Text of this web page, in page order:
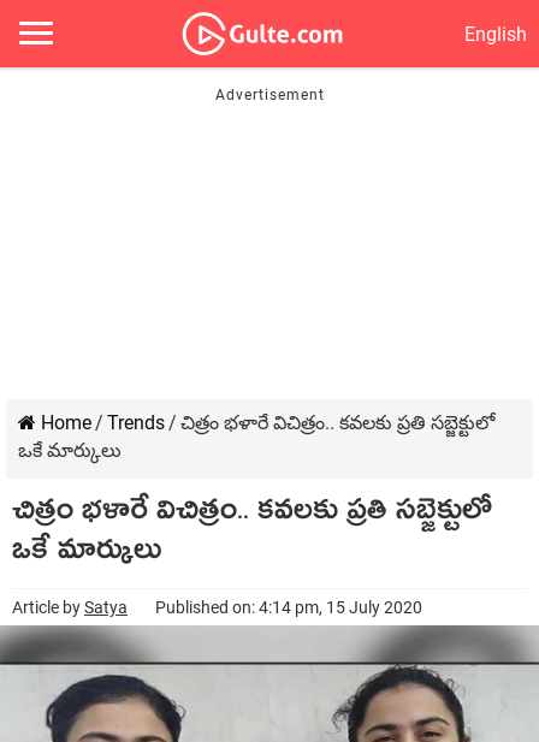
English
Home/ Trends/ చిత్రం భళారే విచిత్రం.. కవలకు ప్రతి సబ్జెక్టులో
ఒకే మార్కులు
చిత్రం భళారే విచిత్రం.. కవలకు ప్రతి సబ్జెక్టులో
ఒకే మార్కులు
Article bySatya Published on: 4:14 pm, 15 July 2020